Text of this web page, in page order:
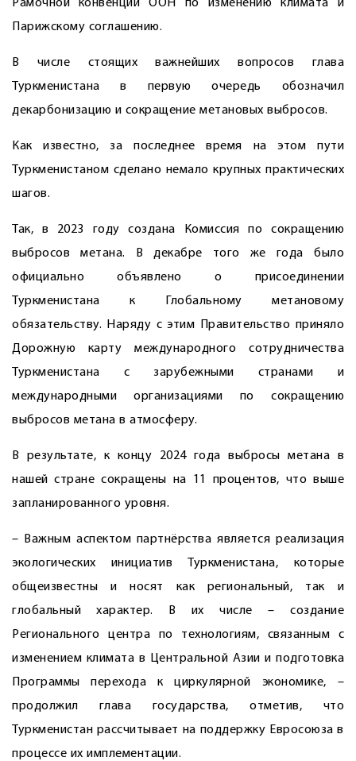
Рамочной конвенции ООН по изменению климата и
Парижскому соглашению.
В числе стоящих важнейших вопросов глава
Туркменистана в первую очередь обозначил
декарбонизацию и сокращение метановых выбросов.
Как известно, за последнее время на этом пути
Туркменистаном сделано немало крупных практических
шагов.
Так, в 2023 году создана Комиссия по сокращению
выбросов метана. В декабре того же года было
официально объявлено о присоединении
Туркменистана к Глобальному метановому
обязательству. Наряду с этим Правительство приняло
Дорожную карту международного сотрудничества
Туркменистана с зарубежными странами и
международными организациями по сокращению
выбросов метана в атмосферу.
В результате, к концу 2024 года выбросы метана в
нашей стране сокращены на 11 процентов, что выше
запланированного уровня.
– Важным аспектом партнёрства является реализация
экологических инициатив Туркменистана, которые
общеизвестны и носят как региональный, так и
глобальный характер. В их числе – создание
Регионального центра по технологиям, связанным с
изменением климата в Центральной Азии и подготовка
Программы перехода к циркулярной экономике, –
продолжил глава государства, отметив, что
Туркменистан рассчитывает на поддержку Евросоюза в
процессе их имплементации.